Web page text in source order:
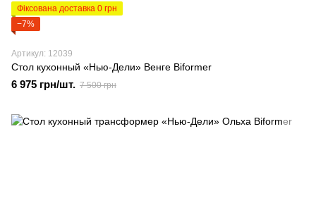
Фіксована доставка 0 грн
−7%
Артикул: 12039
Стол кухонный «Нью-Дели» Венге Biformer
6 975 грн/шт. 7 500 грн